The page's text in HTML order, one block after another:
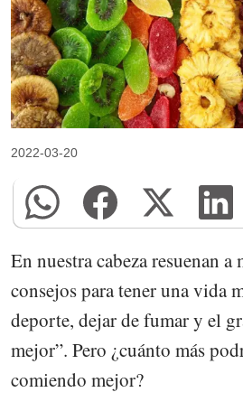
2022-03-20
En nuestra cabeza resuenan
consejos para tener una vida
deporte, dejar de fumar y el
mejor”. Pero ¿cuánto más
comiendo mejor?